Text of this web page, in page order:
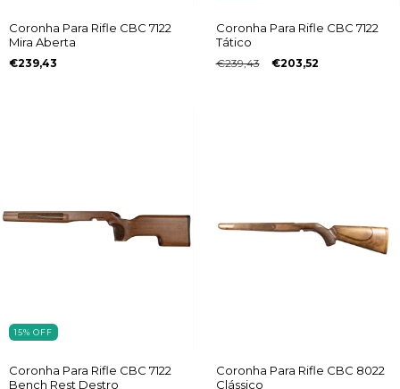
Coronha Para Rifle CBC 7122
Mira Aberta
€239,43
Coronha Para Rifle CBC 7122
Tático
€239,43 €203,52
15% OFF
Coronha Para Rifle CBC 7122
Bench Rest Destro
Coronha Para Rifle CBC 8022
Clássico